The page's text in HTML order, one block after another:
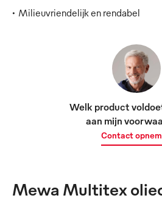
Milieuvriendelijk en rendabel
Welk product
aan mijn
Contact
Mewa Multitex